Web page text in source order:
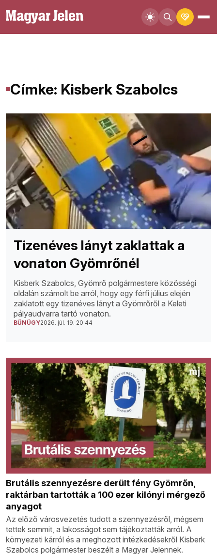
Címke: Kisberk Szabolcs
Tizenéves lányt zaklattak a
vonaton Gyömrőnél
Kisberk Szabolcs, Gyömrő polgármestere közösségi
oldalán számolt be arról, hogy egy férfi július elején
zaklatott egy tizenéves lányt a Gyömrőről a Keleti
pályaudvarra tartó vonaton.
BŰNÜGY2026. júl. 19. 20:44
Brutális szennyezésre derült fény Gyömrőn,
raktárban tartották a 100 ezer kilónyi mérgező
anyagot
Az előző városvezetés tudott a szennyezésről, mégsem
tettek semmit, a lakosságot sem tájékoztatták arról. A
környezeti kárról és a meghozott intézkedésekről Kisberk
Szabolcs polgármester beszélt a Magyar Jelennek.